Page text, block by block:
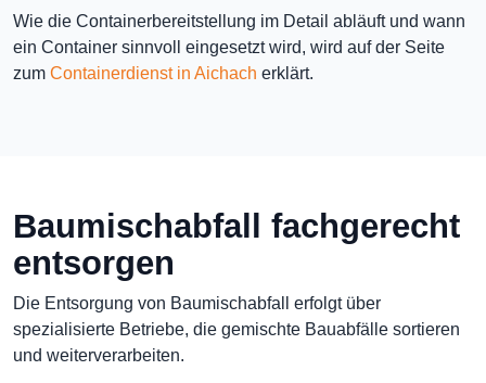
Wie die Containerbereitstellung im Detail abläuft und wann
ein Container sinnvoll eingesetzt wird, wird auf der Seite
zum Containerdienst in Aichach erklärt.
Baumischabfall fachgerecht
entsorgen
Die Entsorgung von Baumischabfall erfolgt über
spezialisierte Betriebe, die gemischte Bauabfälle sortieren
und weiterverarbeiten.